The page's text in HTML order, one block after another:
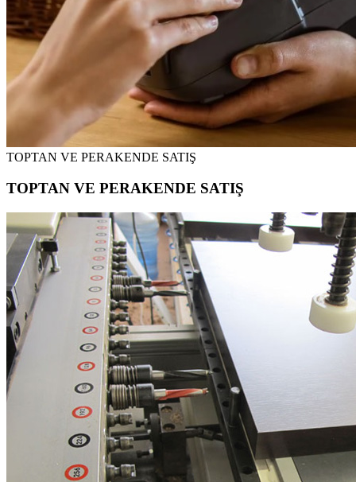
TOPTAN VE PERAKENDE SATIŞ
TOPTAN VE PERAKENDE SATIŞ